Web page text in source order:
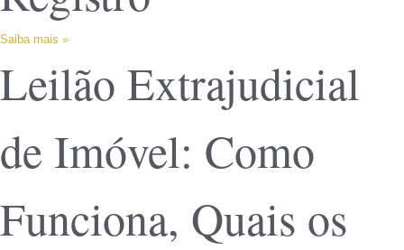
Saiba mais »
Leilão Extrajudicial
de Imóvel: Como
Funciona, Quais os